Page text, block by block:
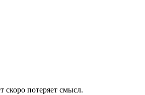
скоро потеряет смысл.